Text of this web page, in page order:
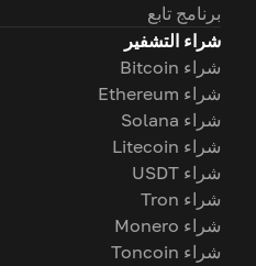
برنامج تابع
شراء التشفير
شراء Bitcoin
شراء Ethereum
شراء Solana
شراء Litecoin
شراء USDT
شراء Tron
شراء Monero
شراء Toncoin